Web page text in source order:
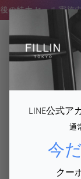
コ
ン
セール実施中
-RECOVERY
LINE公式ア
通
今
クー